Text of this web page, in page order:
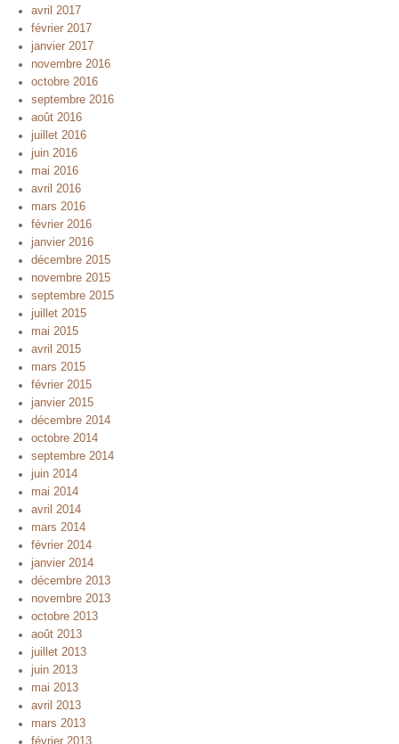
avril 2017
février 2017
janvier 2017
novembre 2016
octobre 2016
septembre 2016
août 2016
juillet 2016
juin 2016
mai 2016
avril 2016
mars 2016
février 2016
janvier 2016
décembre 2015
novembre 2015
septembre 2015
juillet 2015
mai 2015
avril 2015
mars 2015
février 2015
janvier 2015
décembre 2014
octobre 2014
septembre 2014
juin 2014
mai 2014
avril 2014
mars 2014
février 2014
janvier 2014
décembre 2013
novembre 2013
octobre 2013
août 2013
juillet 2013
juin 2013
mai 2013
avril 2013
mars 2013
février 2013